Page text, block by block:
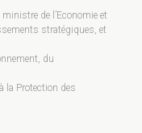
de l’Economie et
stratégiques, et
du
la Protection des